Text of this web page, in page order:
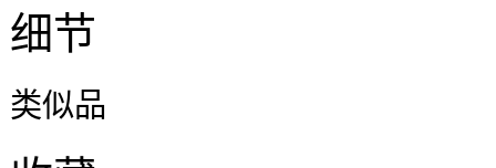
细节
类似品